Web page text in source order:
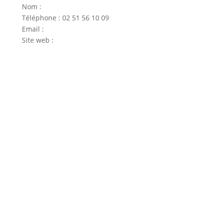
Nom :
Téléphone : 02 51 56 10 09
Email :
Site web :